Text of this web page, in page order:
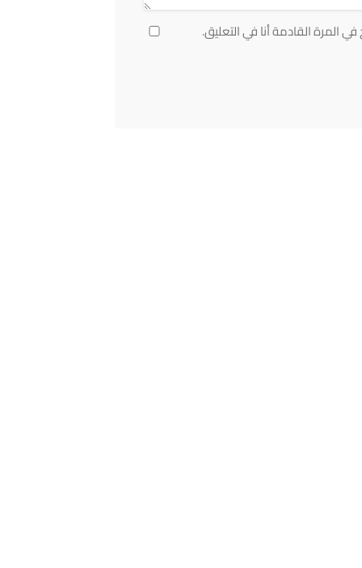
المرة القادمة أنا في التعليق.